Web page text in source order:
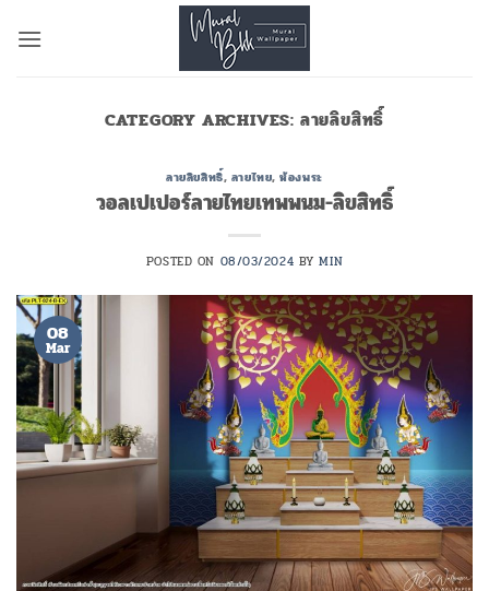
CATEGORY ARCHIVES: ลายลิขสิทธิ์
ลายลิขสิทธิ์, ลายไทย,ห้องพระ
วอลเปเปอร์ลายไทยเทพพนม-ลิขสิทธิ์
POSTED ON 08/03/2024 BYMIN
08
Mar